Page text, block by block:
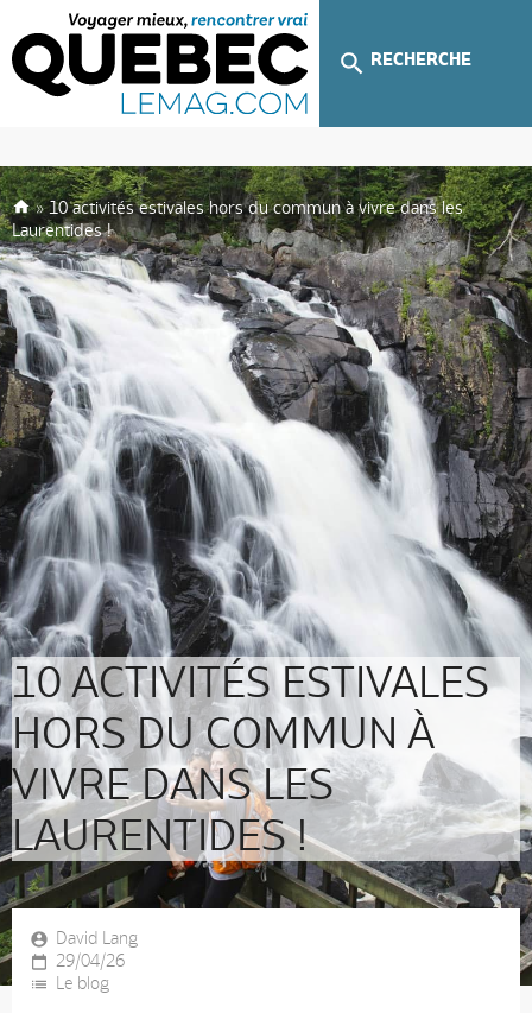
RECHERCHE
»10 activités estivales hors du commun à vivre dans les
Laurentides !
10 ACTIVITÉS ESTIVALES
HORS DU COMMUN À
VIVRE DANS LES
LAURENTIDES !
David Lang
29/04/26
Le blog